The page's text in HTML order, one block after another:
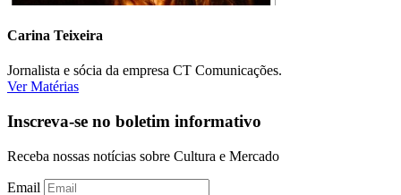
Carina Teixeira
Jornalista e sócia da empresa CT Comunicações.
Ver Matérias
Inscreva-se no boletim informativo
Receba nossas notícias sobre Cultura e Mercado
Email